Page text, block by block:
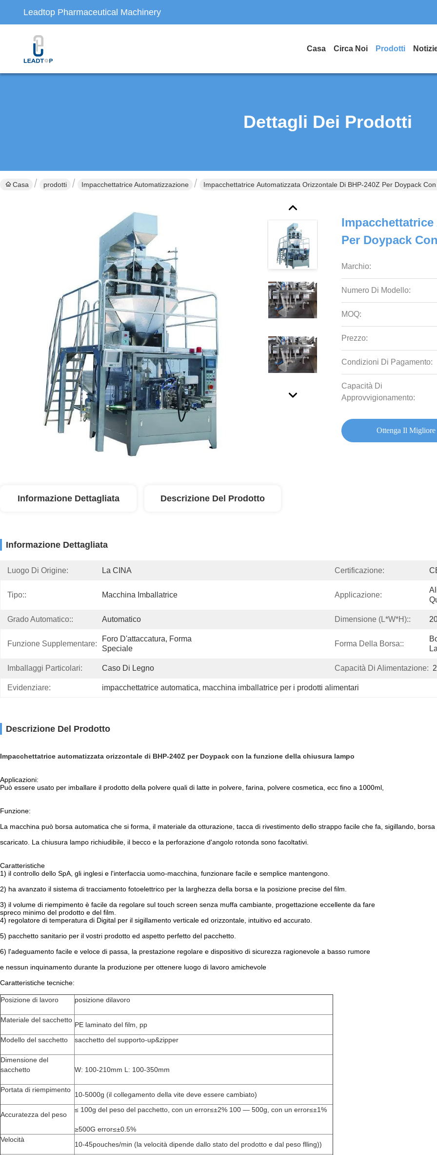
Leadtop Pharmaceutical Machinery
Casa Circa Noi Prodotti
Dettagli Dei Prodotti
Casa prodotti Impacchettatrice Automatizzazione Impacchettatrice Automatizzata Orizzontale Di BHP-240Z Per Doypack
Impacchettatrice
Per Doypack
Marchio:
Numero Di Modello:
MOQ:
Prezzo:
Condizioni Di Pagamento:
Capacità Di
Approvvigionamento:
Ottenga Il Migliore
Informazione Dettagliata Descrizione Del Prodotto
Informazione Dettagliata
Luogo Di Origine: La CINA Certificazione:
Tipo:: Macchina Imballatrice Applicazione:
Grado Automatico:: Automatico Dimensione (L*W*H)::
Funzione Supplementare:
Foro D'attaccatura, Forma
Speciale
Forma Della Borsa::
Imballaggi Particolari: Caso Di Legno Capacità Di Alimentazione:
Evidenziare: impacchettatrice automatica, macchina imballatrice per i prodotti alimentari
Descrizione Del Prodotto
Impacchettatrice automatizzata orizzontale di BHP-240Z per Doypack con la funzione della chiusura lampo
Applicazioni:
Può essere usato per imballare il prodotto della polvere quali di latte in polvere, farina, polvere cosmetica, ecc fino a 1000ml,
Funzione:
La macchina può borsa automatica che si forma, il materiale da otturazione, tacca di rivestimento dello strappo facile che fa, sigillando, borsa
scaricato. La chiusura lampo richiudibile, il becco e la perforazione d'angolo rotonda sono facoltativi.
Caratteristiche
1) il controllo dello SpA, gli inglesi e l'interfaccia uomo-macchina, funzionare facile e semplice mantengono.
2) ha avanzato il sistema di tracciamento fotoelettrico per la larghezza della borsa e la posizione precise del film.
3) il volume di riempimento è facile da regolare sul touch screen senza muffa cambiante, progettazione eccellente da fare
spreco minimo del prodotto e del film.
4) regolatore di temperatura di Digital per il sigillamento verticale ed orizzontale, intuitivo ed accurato.
5) pacchetto sanitario per il vostri prodotto ed aspetto perfetto del pacchetto.
6) l'adeguamento facile e veloce di passa, la prestazione regolare e dispositivo di sicurezza ragionevole a basso rumore
e nessun inquinamento durante la produzione per ottenere luogo di lavoro amichevole
Caratteristiche tecniche:
Posizione di lavoro posizione dilavoro
Materiale del sacchetto
PE laminato del film, pp
Modello del sacchetto
sacchetto del supporto-up&zipper
Dimensione del
sacchetto
W: 100-210mm L: 100-350mm
Portata di riempimento
10-5000g (il collegamento della vite deve essere cambiato)
Accuratezza del peso
≤ 100g del peso del pacchetto, con un error≤±2% 100 — 500g, con un error≤±1%
≥500G error≤±0.5%
Velocità
10-45pouches/min (la velocità dipende dallo stato del prodotto e dal peso flling))